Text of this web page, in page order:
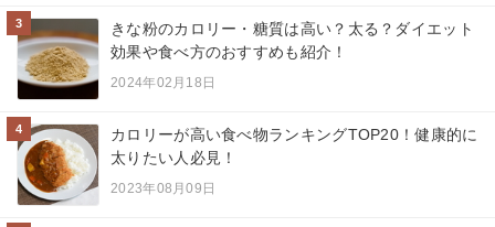
3
きな粉のカロリー・糖質は高い？太る？ダイエット
効果や食べ方のおすすめも紹介！
2024年02月18日
4
カロリーが高い食べ物ランキングTOP20！健康的に
太りたい人必見！
2023年08月09日